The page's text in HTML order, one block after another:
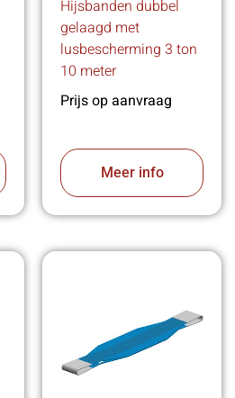
Hijsbanden dubbel
gelaagd met
lusbescherming 3 ton
10 meter
Prijs op aanvraag
Meer info